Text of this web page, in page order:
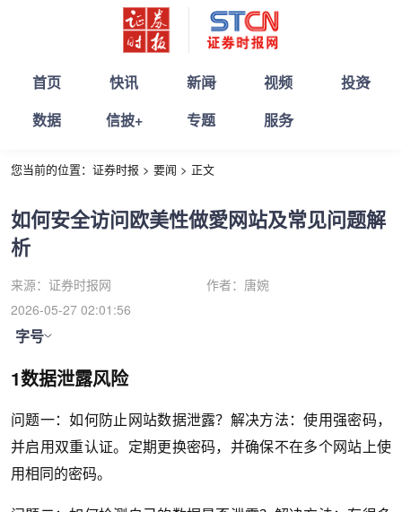
首页 快讯 新闻 视频
投资
数据
信披+ 专题 服务
您当前的位置： 证券时报 > 要闻 > 正文
如何安全访问欧美性做愛网站及常见问题解
析
来源： 证券时报网 作者： 唐婉
2026-05-27 02:01:56
字号
1数据泄露风险
问题一：如何防止网站数据泄露？解决方法：使用强密码，
并启用双重认证。定期更换密码，并确保不在多个网站上使
用相同的密码。